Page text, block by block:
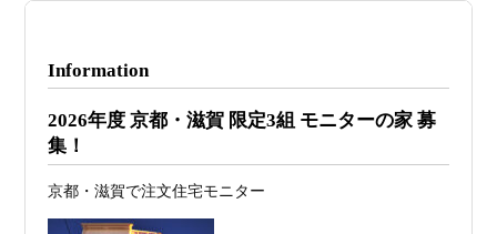
日
ァーススト一級建築士事務所が考える“設
2026年07月24
旗竿地・狭小地は「土地代が安い＝お
Information
2026年度 京都・滋賀 限定3組 モニターの家 募
集！
京都・滋賀で注文住宅モニター